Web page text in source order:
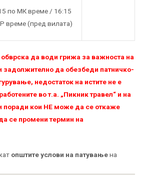
по МК време / 16:15
време (пред вилата)
обврска да води грижа за важноста на
задолжително да обезбеди патничко-
недостаток на истите не е
во т.а. „Пикник травел“ и на
поради кои НЕ можe да се откаже
се промени термин на
општите услови на патувањена